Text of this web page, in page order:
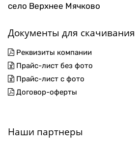
село Верхнее Мячково
Документы для скачивания
Реквизиты компании
Прайс-лист без фото
Прайс-лист с фото
Договор-оферты
Наши партнеры